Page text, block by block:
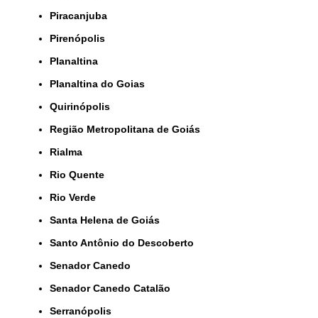
Piracanjuba
Pirenópolis
Planaltina
Planaltina do Goias
Quirinópolis
Região Metropolitana de Goiás
Rialma
Rio Quente
Rio Verde
Santa Helena de Goiás
Santo Antônio do Descoberto
Senador Canedo
Senador Canedo Catalão
Serranópolis